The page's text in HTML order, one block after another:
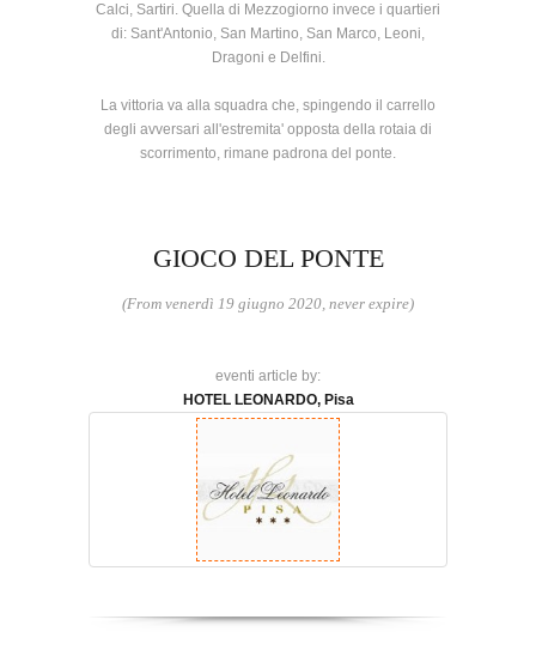
Calci, Sartiri. Quella di Mezzogiorno invece i quartieri
di: Sant'Antonio, San Martino, San Marco, Leoni,
Dragoni e Delfini.
La vittoria va alla squadra che, spingendo il carrello
degli avversari all'estremita' opposta della rotaia di
scorrimento, rimane padrona del ponte.
GIOCO DEL PONTE
(From venerdì 19 giugno 2020, never expire)
eventi article by:
HOTEL LEONARDO, Pisa